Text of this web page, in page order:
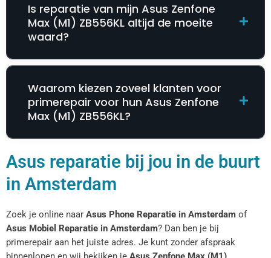
Is reparatie van mijn Asus Zenfone
Max (M1) ZB556KL altijd de moeite
waard?
Waarom kiezen zoveel klanten voor
primerepair voor hun Asus Zenfone
Max (M1) ZB556KL?
Asus reparatie bij jou in de buurt
in Amsterdam
Zoek je online naar Asus Phone Reparatie in Amsterdam of
Asus Mobiel Reparatie in Amsterdam? Dan ben je bij
primerepair aan het juiste adres. Je kunt zonder afspraak